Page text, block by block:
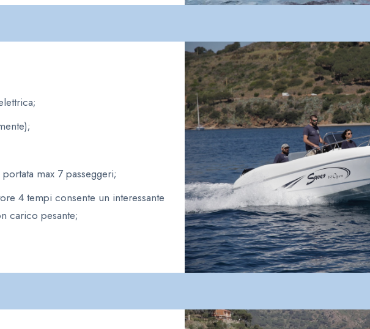
max 7 passeggeri;
4 tempi consente un interessante
carico pesante;